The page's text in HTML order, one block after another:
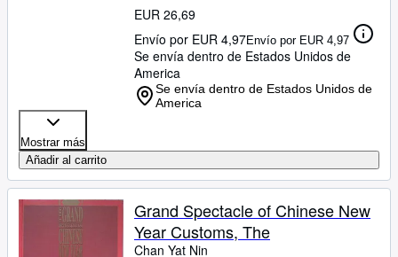
EUR 26,69
Envío por EUR 4,97Envío por EUR 4,97
Se envía dentro de Estados Unidos de
America
Se envía dentro de Estados Unidos de
America
Mostrar más
Añadir al carrito
Grand Spectacle of Chinese New
Year Customs, The
Chan Yat Nin